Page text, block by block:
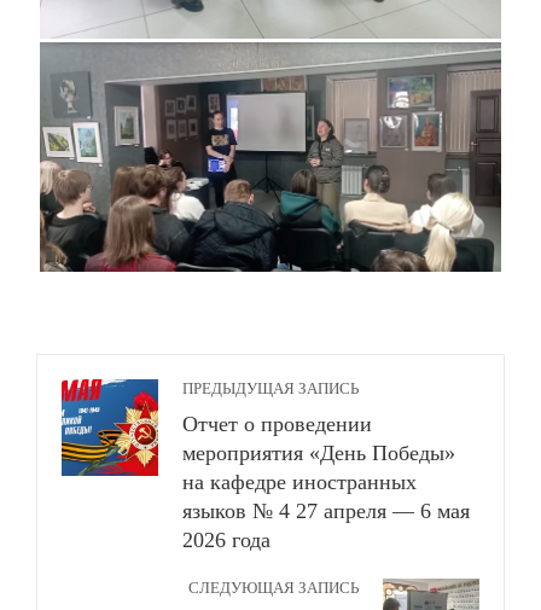
ПРЕДЫДУЩАЯ ЗАПИСЬ
Отчет о проведении
мероприятия «День Победы»
на кафедре иностранных
языков № 4 27 апреля — 6 мая
2026 года
СЛЕДУЮЩАЯ ЗАПИСЬ